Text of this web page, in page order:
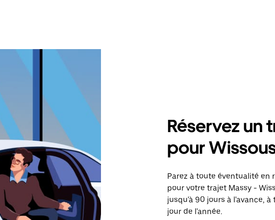
Réservez un
pour
Parez à toute éventualité en
pour votre trajet Massy -
jusqu'à 90 jours à l'avance,
jour de l'année.